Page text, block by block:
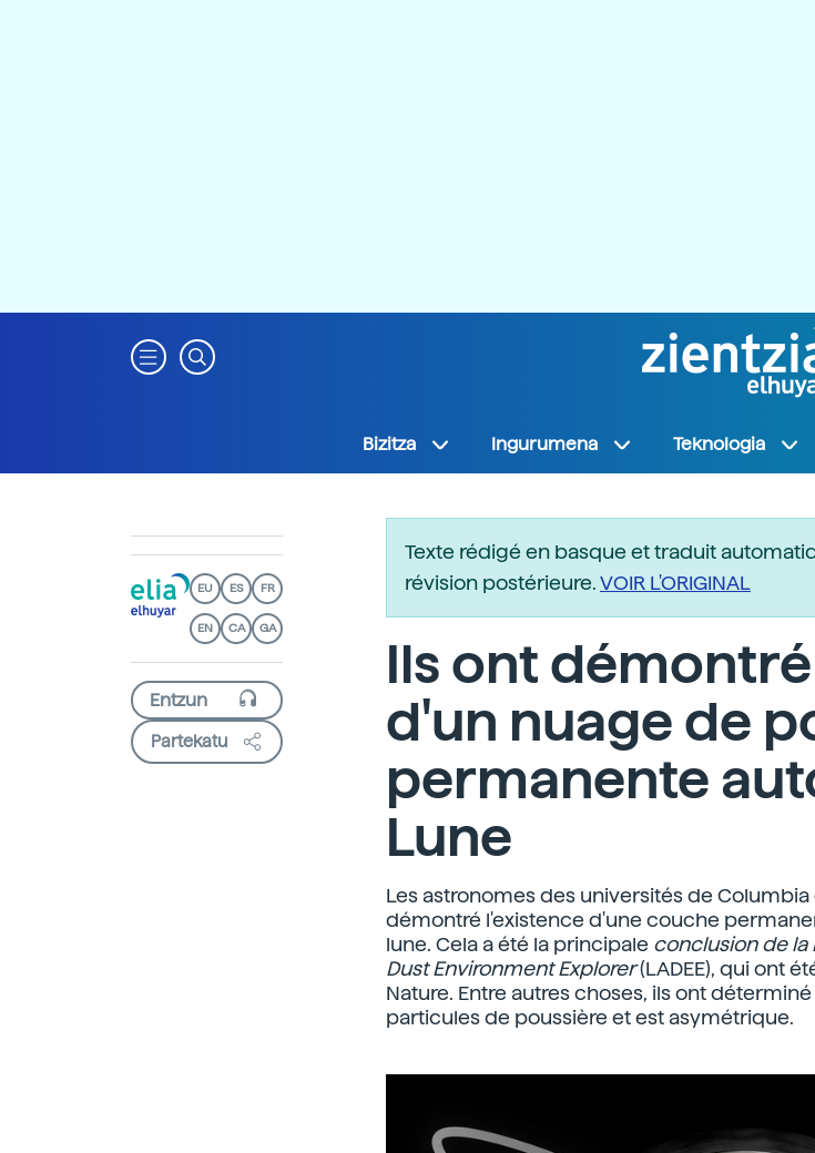
Bizitza Ingurumena Teknologia
EU ES FR
EN CA GA
Partekatu
Texte rédigé en basque et traduit
révision postérieure.VOIR L'ORIGINAL
Ils ont
d'un nuage de
permanente
Lune
Les astronomes des universités de Columbia
démontré l'existence d'une couche
lune. Cela a été la principale conclusion de la
Dust Environment Explorer(LADEE), qui ont
Nature. Entre autres choses, ils ont
particules de poussière et est asymétrique.